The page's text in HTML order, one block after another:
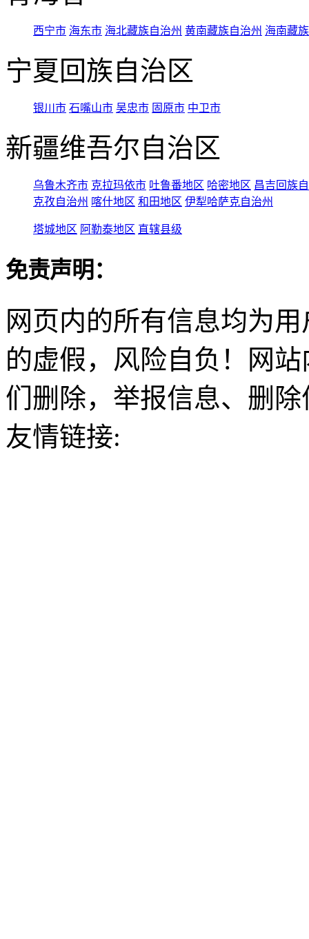
西宁市 海东市 海北藏族自治州 黄南藏族自治州 海南藏
宁夏回族自治区
银川市 石嘴山市 吴忠市 固原市 中卫市
新疆维吾尔自治区
乌鲁木齐市 克拉玛依市 吐鲁番地区 哈密地区 昌吉回族
克孜自治州 喀什地区 和田地区 伊犁哈萨克自治州
塔城地区 阿勒泰地区 直辖县级
免责声明：
网页内的所有信息均为
的虚假，风险自负！网
们删除，举报信息、删
友情链接: